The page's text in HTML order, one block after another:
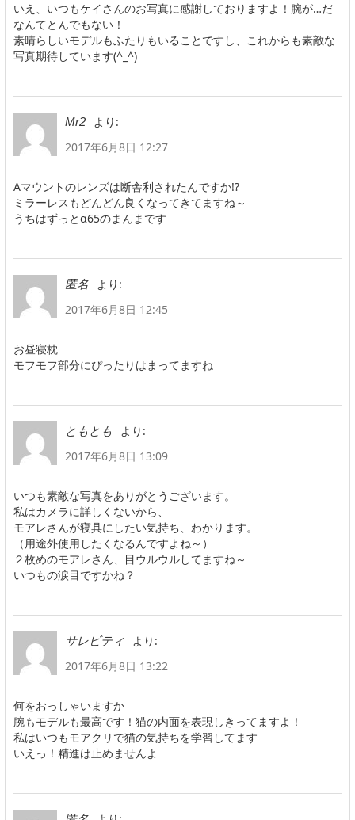
いえ、いつもケイさんのお写真に感謝しておりますよ！腕が…だ
なんてとんでもない！
素晴らしいモデルもふたりもいることですし、これからも素敵な
写真期待しています(^_^)
Mr2
より:
2017年6月8日 12:27
Aマウントのレンズは断舎利されたんですか!?
ミラーレスもどんどん良くなってきてますね～
うちはずっとα65のまんまです
匿名
より:
2017年6月8日 12:45
お昼寝枕
モフモフ部分にぴったりはまってますね
ともとも
より:
2017年6月8日 13:09
いつも素敵な写真をありがとうございます。
私はカメラに詳しくないから、
モアレさんが寝具にしたい気持ち、わかります。
（用途外使用したくなるんですよね～）
２枚めのモアレさん、目ウルウルしてますね～
いつもの涙目ですかね？
サレビティ
より:
2017年6月8日 13:22
何をおっしゃいますか
腕もモデルも最高です！猫の内面を表現しきってますよ！
私はいつもモアクリで猫の気持ちを学習してます
いえっ！精進は止めませんよ